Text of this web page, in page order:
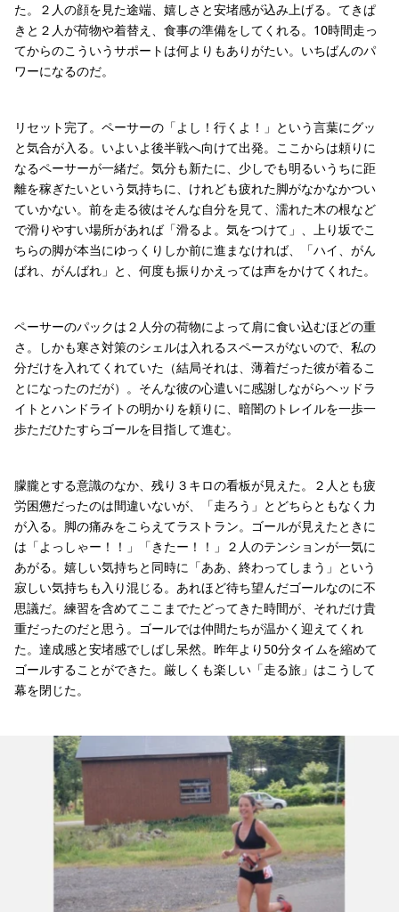
た。２人の顔を見た途端、嬉しさと安堵感が込み上げる。てきぱ
きと２人が荷物や着替え、食事の準備をしてくれる。10時間走っ
てからのこういうサポートは何よりもありがたい。いちばんのパ
ワーになるのだ。
リセット完了。ペーサーの「よし！行くよ！」という言葉にグッ
と気合が入る。いよいよ後半戦へ向けて出発。ここからは頼りに
なるペーサーが一緒だ。気分も新たに、少しでも明るいうちに距
離を稼ぎたいという気持ちに、けれども疲れた脚がなかなかつい
ていかない。前を走る彼はそんな自分を見て、濡れた木の根など
で滑りやすい場所があれば「滑るよ。気をつけて」、上り坂でこ
ちらの脚が本当にゆっくりしか前に進まなければ、「ハイ、がん
ばれ、がんばれ」と、何度も振りかえっては声をかけてくれた。
ペーサーのパックは２人分の荷物によって肩に食い込むほどの重
さ。しかも寒さ対策のシェルは入れるスペースがないので、私の
分だけを入れてくれていた（結局それは、薄着だった彼が着るこ
とになったのだが）。そんな彼の心遣いに感謝しながらヘッドラ
イトとハンドライトの明かりを頼りに、暗闇のトレイルを一歩一
歩ただひたすらゴールを目指して進む。
朦朧とする意識のなか、残り３キロの看板が見えた。２人とも疲
労困憊だったのは間違いないが、「走ろう」とどちらともなく力
が入る。脚の痛みをこらえてラストラン。ゴールが見えたときに
は「よっしゃー！！」「きたー！！」２人のテンションが一気に
あがる。嬉しい気持ちと同時に「ああ、終わってしまう」という
寂しい気持ちも入り混じる。あれほど待ち望んだゴールなのに不
思議だ。練習を含めてここまでたどってきた時間が、それだけ貴
重だったのだと思う。ゴールでは仲間たちが温かく迎えてくれ
た。達成感と安堵感でしばし呆然。昨年より50分タイムを縮めて
ゴールすることができた。厳しくも楽しい「走る旅」はこうして
幕を閉じた。